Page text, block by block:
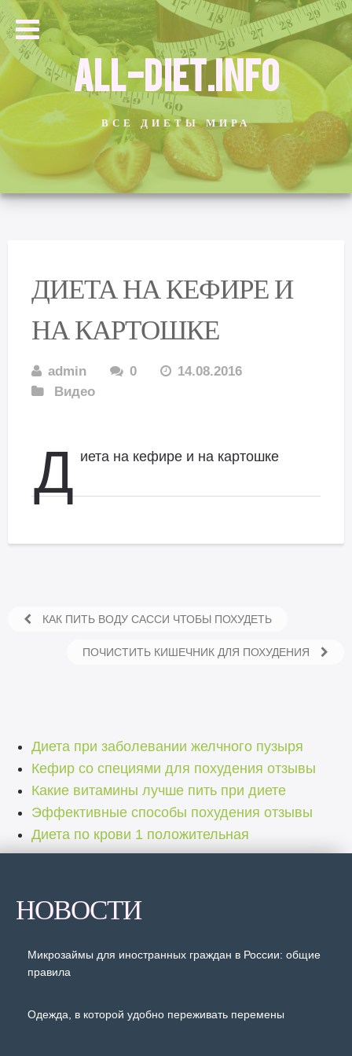
ALL-DIET.INFO
ВСЕ ДИЕТЫ МИРА
ДИЕТА НА КЕФИРЕ И
НА КАРТОШКЕ
admin 0
14.08.2016
Видео
Д иета на кефире и на картошке
КАК ПИТЬ ВОДУ САССИ ЧТОБЫ ПОХУДЕТЬ
ПОЧИСТИТЬ КИШЕЧНИК ДЛЯ ПОХУДЕНИЯ
Диета при заболевании желчного пузыря
Кефир со специями для похудения отзывы
Какие витамины лучше пить при диете
Эффективные способы похудения отзывы
Диета по крови 1 положительная
НОВОСТИ
Микрозаймы для иностранных граждан в России: общие
правила
Одежда, в которой удобно переживать перемены